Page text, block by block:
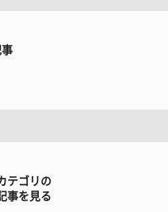
事
テゴリの
事を見る